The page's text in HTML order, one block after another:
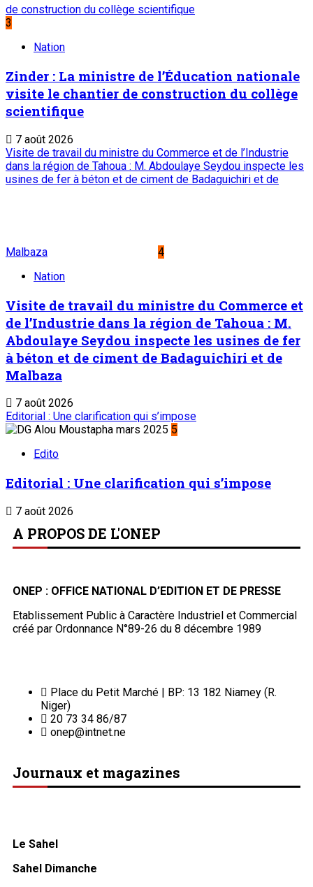
de construction du collège scientifique
3
Nation
Zinder : La ministre de l’Éducation nationale
visite le chantier de construction du collège
scientifique
7 août 2026
Visite de travail du ministre du Commerce et de l’Industrie
dans la région de Tahoua : M. Abdoulaye Seydou inspecte les
usines de fer à béton et de ciment de Badaguichiri et de
Malbaza
4
Nation
Visite de travail du ministre du Commerce et
de l’Industrie dans la région de Tahoua : M.
Abdoulaye Seydou inspecte les usines de fer
à béton et de ciment de Badaguichiri et de
Malbaza
7 août 2026
Editorial : Une clarification qui s’impose
5
Edito
Editorial : Une clarification qui s’impose
7 août 2026
A PROPOS DE L'ONEP
ONEP : OFFICE NATIONAL D’EDITION ET DE PRESSE
Etablissement Public à Caractère Industriel et Commercial
créé par Ordonnance N°89-26 du 8 décembre 1989
Place du Petit Marché | BP: 13 182 Niamey (R.
Niger)
20 73 34 86/87
onep@intnet.ne
Journaux et magazines
Le Sahel
Sahel Dimanche